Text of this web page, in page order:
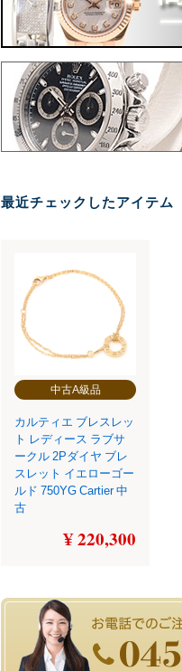
最近チェックしたアイテム
中古A級品
カルティエ ブレスレッ
ト レディース ラブサ
ークル 2Pダイヤ ブレ
スレット イエローゴー
ルド 750YG Cartier 中
古
¥ 220,300